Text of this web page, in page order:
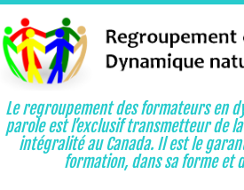
Le regroupement des formateurs en
parole est l’exclusif transmetteur de
intégralité au Canada. Il est le
formation, dans sa forme et